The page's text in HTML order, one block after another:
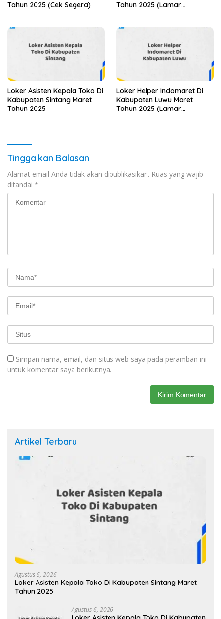
Tahun 2025 (Cek Segera)
Tahun 2025 (Lamar
Loker Asisten Kepala Toko Di
Kabupaten Sintang Maret
Tahun 2025
Loker Helper Indomaret Di
Kabupaten Luwu Maret
Tahun 2025 (Lamar
Tinggalkan Balasan
Alamat email Anda tidak akan dipublikasikan. Ruas yang wajib
ditandai *
Simpan nama, email, dan situs web saya pada peramban ini
untuk komentar saya berikutnya.
Artikel Terbaru
Agustus 6, 2026
Loker Asisten Kepala Toko Di Kabupaten Sintang Maret
Tahun 2025
Agustus 6, 2026